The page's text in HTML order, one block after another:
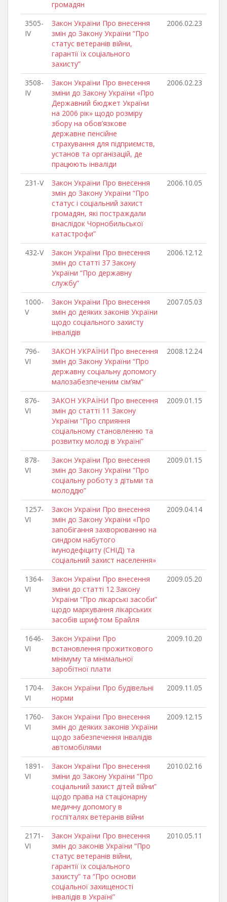
громадян
3505-
IV
Закон України Про внесення
змін до Закону України “Про
статус ветеранів війни,
гарантії їх соціального
захисту”
2006.02.23
3508-
IV
Закон України Про внесення
зміни до Закону України «Про
Державний бюджет України
на 2006 рік» щодо розміру
збору на обов’язкове
державне пенсійне
страхування для підприємств,
установ та організацій, де
працюють інваліди
2006.02.23
231-V
Закон України Про внесення
змін до Закону України “Про
статус і соціальний захист
громадян, які постраждали
внаслідок Чорнобильської
катастрофи”
2006.10.05
432-V
Закон України Про внесення
змін до статті 37 Закону
України “Про державну
службу”
2006.12.12
1000-
V
Закон України Про внесення
змін до деяких законів України
щодо соціального захисту
інвалідів
2007.05.03
796-
VI
ЗАКОН УКРАЇНИ Про внесення
змін до Закону України “Про
державну соціальну допомогу
малозабезпеченим сім’ям”
2008.12.24
876-
VI
ЗАКОН УКРАЇНИ Про внесення
змін до статті 11 Закону
України “Про сприяння
соціальному становленню та
розвитку молоді в Україні”
2009.01.15
878-
VI
Закон України Про внесення
змін до Закону України “Про
соціальну роботу з дітьми та
молоддю”
2009.01.15
1257-
VI
Закон України Про внесення
змін до Закону України «Про
запобігання захворюванню на
синдром набутого
імунодефіциту (СНІД) та
соціальний захист населення»
2009.04.14
1364-
VI
Закон України Про внесення
зміни до статті 12 Закону
України “Про лікарські засоби”
щодо маркування лікарських
засобів шрифтом Брайля
2009.05.20
1646-
VI
Закон України Про
встановлення прожиткового
мінімуму та мінімальної
заробітної плати
2009.10.20
1704-
VI
Закон України Про будівельні
норми
2009.11.05
1760-
VI
Закон України Про внесення
змін до деяких законів України
щодо забезпечення інвалідів
автомобілями
2009.12.15
1891-
VI
Закон України Про внесення
зміни до Закону України “Про
соціальний захист дітей війни”
щодо права на стаціонарну
медичну допомогу в
госпіталях ветеранів війни
2010.02.16
2171-
VI
Закон України Про внесення
змін до законів України “Про
статус ветеранів війни,
гарантії їх соціального
захисту” та “Про основи
соціальної захищеності
інвалідів в Україні”
2010.05.11